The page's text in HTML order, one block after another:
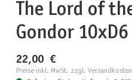
The Lord of
Gondor
22,00 €
Preise inkl. MwSt. zzgl. Versandkosten